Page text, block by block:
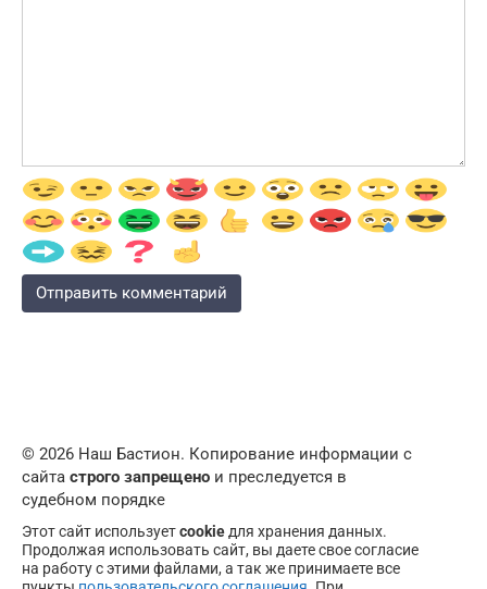
© 2026 Наш Бастион. Копирование информации с
сайта строго запрещено и преследуется в
судебном порядке
Этот сайт используетcookie для хранения данных.
Продолжая использовать сайт, вы даете свое согласие
на работу с этими файлами, а так же принимаете все